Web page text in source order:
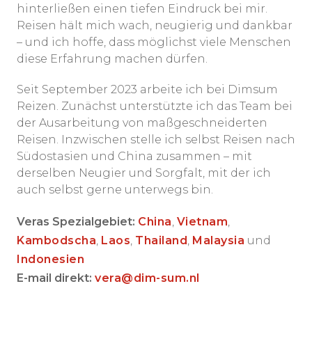
hinterließen einen tiefen Eindruck bei mir.
Reisen hält mich wach, neugierig und dankbar
– und ich hoffe, dass möglichst viele Menschen
diese Erfahrung machen dürfen.
Seit September 2023 arbeite ich bei Dimsum
Reizen. Zunächst unterstützte ich das Team bei
der Ausarbeitung von maßgeschneiderten
Reisen. Inzwischen stelle ich selbst Reisen nach
Südostasien und China zusammen – mit
derselben Neugier und Sorgfalt, mit der ich
auch selbst gerne unterwegs bin.
Veras Spezialgebiet: China, Vietnam,
Kambodscha, Laos, Thailand, Malaysia und
Indonesien
E-mail direkt: vera@dim-sum.nl